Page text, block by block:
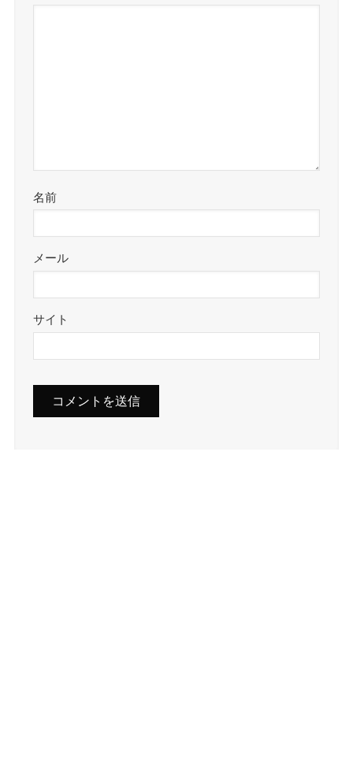
名前
メール
サイト